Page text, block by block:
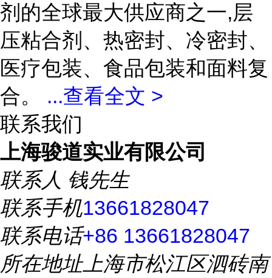
剂的全球最大供应商之一,层
压粘合剂、热密封、冷密封、
医疗包装、食品包装和面料复
合。 ...查看全文 >
联系我们
上海骏道实业有限公司
联系人 钱先生
联系手机13661828047
联系电话+86 13661828047
所在地址上海市松江区泗砖南